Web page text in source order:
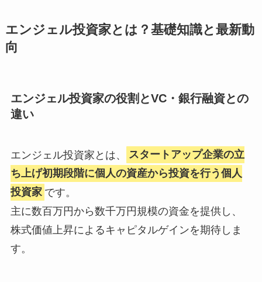
エンジェル投資家とは？基礎知識と最新動
向
エンジェル投資家の役割とVC・銀行融資との
違い
エンジェル投資家とは、
スタートアップ企業の立
ち上げ初期段階に個人の資産から投資を行う個人
投資家 です。
主に数百万円から数千万円規模の資金を提供し、
株式価値上昇によるキャピタルゲインを期待しま
す。